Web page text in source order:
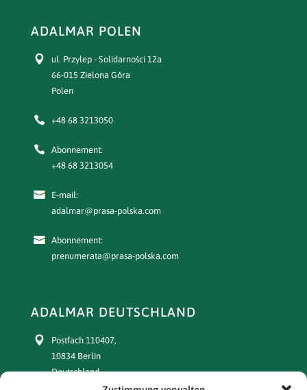
ADALMAR POLEN
ul. Przylep - Solidarności 12a
66-015 Zielona Góra
Polen
+48 68 3213050
Abonnement:
+48 68 3213054
E-mail:
adalmar@prasa-polska.com
Abonnement:
prenumerata@prasa-polska.com
ADALMAR DEUTSCHLAND
Postfach 110407,
10834 Berlin
Deutschland